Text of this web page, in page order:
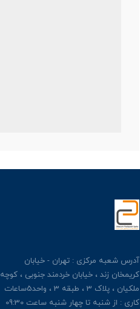
آدرس شعبه مرکزی : تهران - خیابان
کریمخان زند ، خیابان خردمند جنوبی ، کوچه
ملکیان ، پلاک 3 ، طبقه 3 ، واحد5ساعات
کاری : از شنبه تا چهار شنبه ساعت 09:30